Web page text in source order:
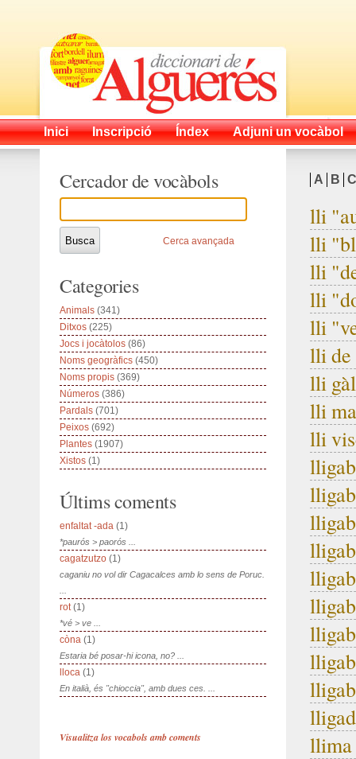
Inici Inscripció Índex Adjuni un vocàbol
A B C
lli
lli
lli
lli
lli
lli de
lli
lli
lli
llima
Cercador de vocàbols
Cerca avançada
Categories
Animals (341)
Ditxos (225)
Jocs i jocàtolos (86)
Noms geogràfics (450)
Noms propis (369)
Números (386)
Pardals (701)
Peixos (692)
Plantes (1907)
Xistos (1)
Últims coments
enfaltat -ada (1)
*paurós > paorós ...
cagatzutzo (1)
caganiu no vol dir Cagacalces amb lo sens de Poruc.
rot(1)
*vé > ve ...
còna (1)
Estaria bé posar-hi icona, no? ...
lloca (1)
En italià, és "chioccia", amb dues ces. ...
Visualitza los vocabols amb coments